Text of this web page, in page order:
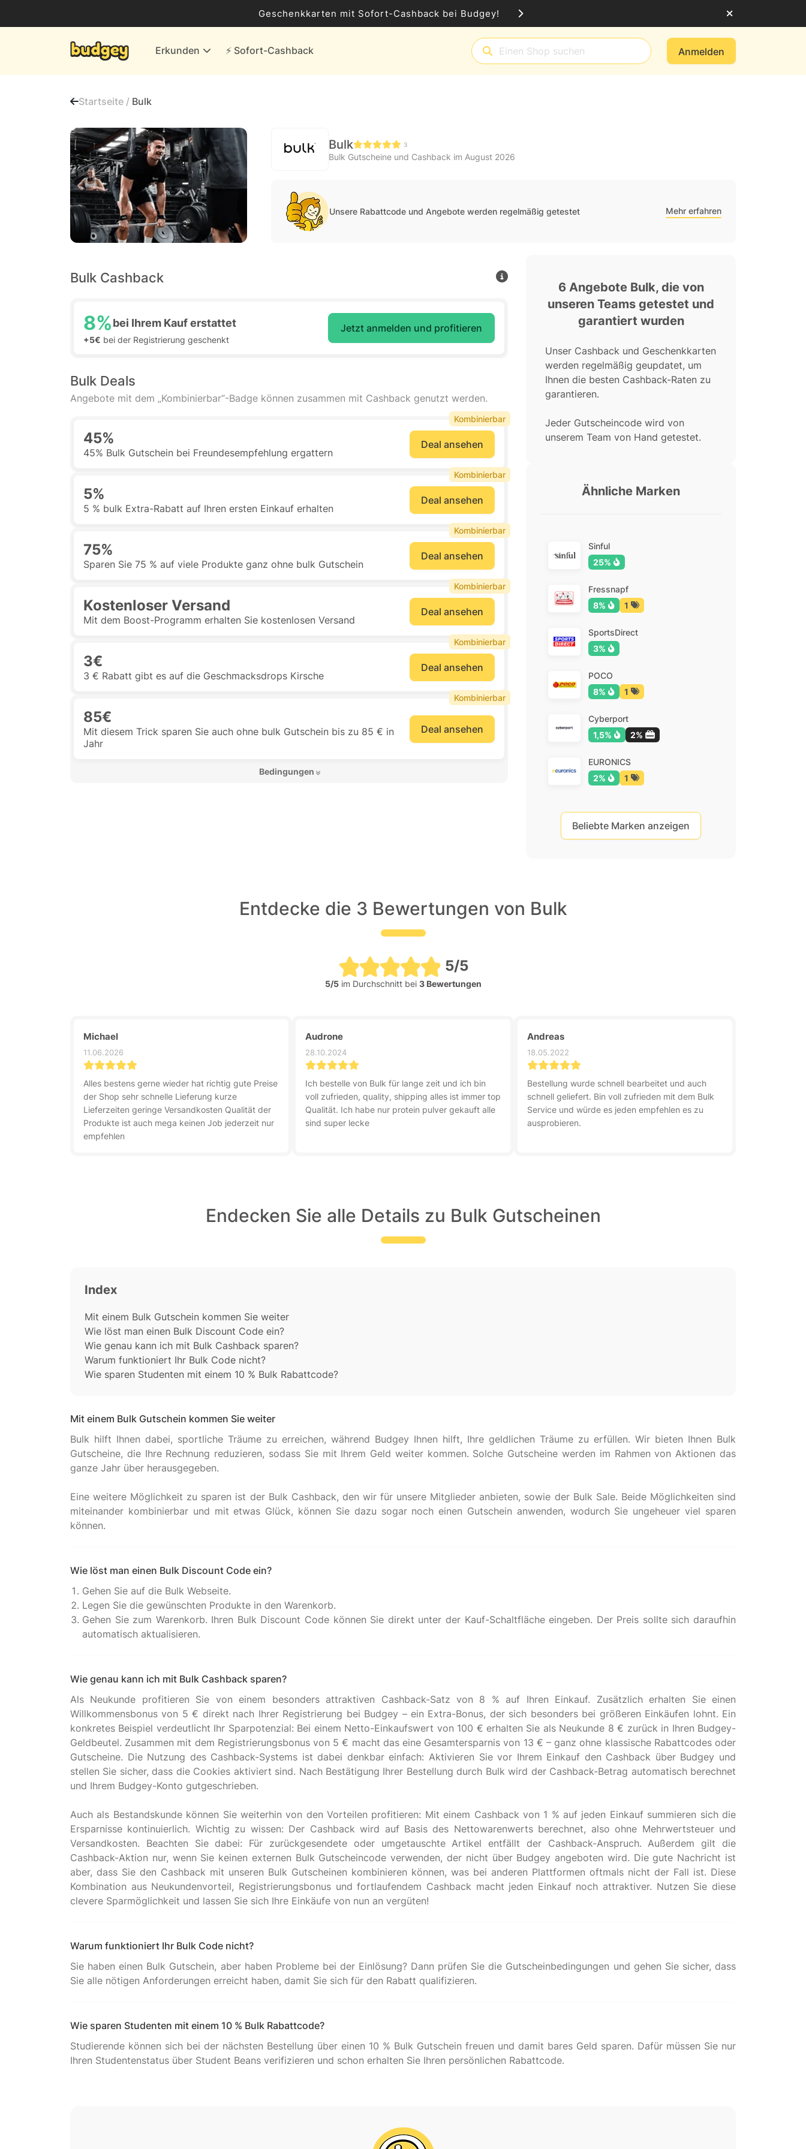
Geschenkkarten mit Sofort-Cashback bei Budgey!
Erkunden ⚡️ Sofort-Cashback Anmelden
Finanzen & Versicherungen
Weiteres
Alle Händler
Startseite / Bulk
Bulk 3
Bulk Gutscheine und Cashback im August 2026
Unsere Rabattcode und Angebote werden regelmäßig getestet Mehr erfahren
Bulk Cashback
8%bei Ihrem Kauf erstattet
+5€ bei der Registrierung geschenkt
Jetzt anmelden und profitieren
Bulk Deals
Angebote mit dem „Kombinierbar“-Badge können zusammen mit Cashback genutzt werden.
45%
45% Bulk Gutschein bei Freundesempfehlung ergattern
Deal ansehen
Kombinierbar
5%
5 % bulk Extra-Rabatt auf Ihren ersten Einkauf erhalten
Deal ansehen
Kombinierbar
75%
Sparen Sie 75 % auf viele Produkte ganz ohne bulk Gutschein
Deal ansehen
Kombinierbar
Kostenloser Versand
Mit dem Boost-Programm erhalten Sie kostenlosen Versand
Deal ansehen
Kombinierbar
3€
3 € Rabatt gibt es auf die Geschmacksdrops Kirsche
Deal ansehen
Kombinierbar
85€
Mit diesem Trick sparen Sie auch ohne bulk Gutschein bis zu 85 € in
Jahr
Deal ansehen
Bedingungen
Kombinierbar
6 Angebote Bulk, die von
unseren Teams getestet und
garantiert wurden
Unser Cashback und Geschenkkarten
werden regelmäßig geupdatet, um
Ihnen die besten Cashback-Raten zu
garantieren.
Jeder Gutscheincode wird von
unserem Team von Hand getestet.
Ähnliche Marken
Sinful
25%
Fressnapf
8%
1
SportsDirect
3%
POCO
8%
1
Cyberport
1,5%
2%
EURONICS
2%
1
Beliebte Marken anzeigen
Entdecke die 3 Bewertungen von Bulk
5/5
5/5im Durchschnitt bei 3 Bewertungen
Michael
11.06.2026
Alles bestens gerne wieder hat richtig gute Preise
der Shop sehr schnelle Lieferung kurze
Lieferzeiten geringe Versandkosten Qualität der
Produkte ist auch mega keinen Job jederzeit nur
empfehlen
Audrone
28.10.2024
Ich bestelle von Bulk für lange zeit und ich bin
voll zufrieden, quality, shipping alles ist immer top
Qualität. Ich habe nur protein pulver gekauft alle
sind super lecke
Andreas
18.05.2022
Bestellung wurde schnell bearbeitet und auch
schnell geliefert. Bin voll zufrieden mit dem Bulk
Service und würde es jeden empfehlen es zu
ausprobieren.
Endecken Sie alle Details zu Bulk Gutscheinen
Index
Mit einem Bulk Gutschein kommen Sie weiter
Wie löst man einen Bulk Discount Code ein?
Wie genau kann ich mit Bulk Cashback sparen?
Warum funktioniert Ihr Bulk Code nicht?
Wie sparen Studenten mit einem 10 % Bulk Rabattcode?
Mit einem Bulk Gutschein kommen Sie weiter
Bulk hilft Ihnen dabei, sportliche Träume zu erreichen, während Budgey Ihnen hilft, Ihre geldlichen Träume zu erfüllen. Wir bieten Ihnen Bulk
Gutscheine, die Ihre Rechnung reduzieren, sodass Sie mit Ihrem Geld weiter kommen. Solche Gutscheine werden im Rahmen von Aktionen das
ganze Jahr über herausgegeben.
Eine weitere Möglichkeit zu sparen ist der Bulk Cashback, den wir für unsere Mitglieder anbieten, sowie der Bulk Sale. Beide Möglichkeiten sind
miteinander kombinierbar und mit etwas Glück, können Sie dazu sogar noch einen Gutschein anwenden, wodurch Sie ungeheuer viel sparen
Wie löst man einen Bulk Discount Code ein?
Gehen Sie auf die Bulk Webseite.
Legen Sie die gewünschten Produkte in den Warenkorb.
Gehen Sie zum Warenkorb. Ihren Bulk Discount Code können Sie direkt unter der Kauf-Schaltfläche eingeben. Der Preis sollte sich daraufhin
automatisch aktualisieren.
Wie genau kann ich mit Bulk Cashback sparen?
Als Neukunde profitieren Sie von einem besonders attraktiven Cashback-Satz von 8 % auf Ihren Einkauf. Zusätzlich erhalten Sie einen
Willkommensbonus von 5 € direkt nach Ihrer Registrierung bei Budgey – ein Extra-Bonus, der sich besonders bei größeren Einkäufen lohnt. Ein
konkretes Beispiel verdeutlicht Ihr Sparpotenzial: Bei einem Netto-Einkaufswert von 100 € erhalten Sie als Neukunde 8 € zurück in Ihren Budgey-
Geldbeutel. Zusammen mit dem Registrierungsbonus von 5 € macht das eine Gesamtersparnis von 13 € – ganz ohne klassische Rabattcodes oder
Gutscheine. Die Nutzung des Cashback-Systems ist dabei denkbar einfach: Aktivieren Sie vor Ihrem Einkauf den Cashback über Budgey und
stellen Sie sicher, dass die Cookies aktiviert sind. Nach Bestätigung Ihrer Bestellung durch Bulk wird der Cashback-Betrag automatisch berechnet
und Ihrem Budgey-Konto gutgeschrieben.
Auch als Bestandskunde können Sie weiterhin von den Vorteilen profitieren: Mit einem Cashback von 1 % auf jeden Einkauf summieren sich die
Ersparnisse kontinuierlich. Wichtig zu wissen: Der Cashback wird auf Basis des Nettowarenwerts berechnet, also ohne Mehrwertsteuer und
Versandkosten. Beachten Sie dabei: Für zurückgesendete oder umgetauschte Artikel entfällt der Cashback-Anspruch. Außerdem gilt die
Cashback-Aktion nur, wenn Sie keinen externen Bulk Gutscheincode verwenden, der nicht über Budgey angeboten wird. Die gute Nachricht ist
aber, dass Sie den Cashback mit unseren Bulk Gutscheinen kombinieren können, was bei anderen Plattformen oftmals nicht der Fall ist. Diese
Kombination aus Neukundenvorteil, Registrierungsbonus und fortlaufendem Cashback macht jeden Einkauf noch attraktiver. Nutzen Sie diese
Warum funktioniert Ihr Bulk Code nicht?
Sie haben einen Bulk Gutschein, aber haben Probleme bei der Einlösung? Dann prüfen Sie die Gutscheinbedingungen und gehen Sie sicher, dass
Wie sparen Studenten mit einem 10 % Bulk Rabattcode?
Studierende können sich bei der nächsten Bestellung über einen 10 % Bulk Gutschein freuen und damit bares Geld sparen. Dafür müssen Sie nur